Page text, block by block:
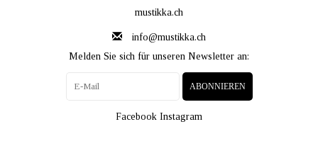
mustikka.ch
info@mustikka.ch
Melden Sie sich für unseren Newsletter an:
ABONNIEREN
Facebook Instagram